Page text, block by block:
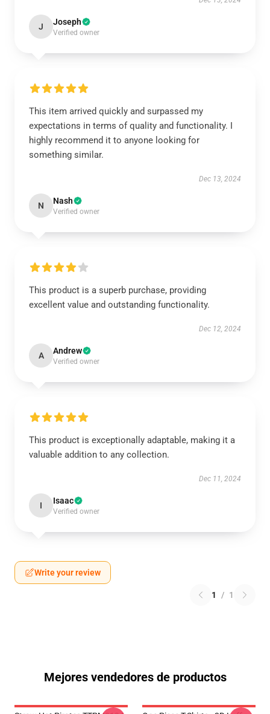
J Joseph
Verified owner
This item arrived quickly and surpassed my
expectations in terms of quality and functionality. I
highly recommend it to anyone looking for
something similar.
Dec 13, 2024
N Nash
Verified owner
This product is a superb purchase, providing
excellent value and outstanding functionality.
Dec 12, 2024
A Andrew
Verified owner
This product is exceptionally adaptable, making it a
valuable addition to any collection.
Dec 11, 2024
I Isaac
Verified owner
Write your review
1 / 1
Mejores vendedores de productos